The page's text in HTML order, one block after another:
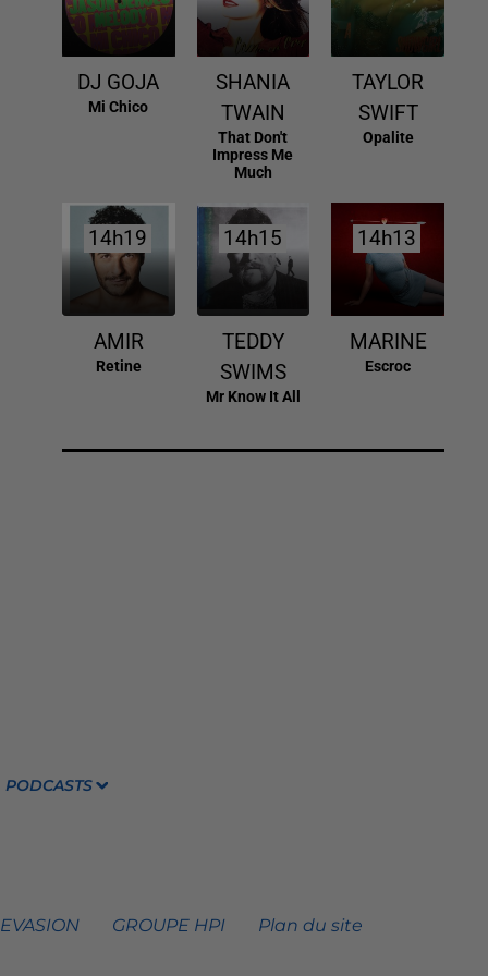
DJ GOJA
Mi Chico
SHANIA
TWAIN
That Don't
Impress Me
Much
TAYLOR
SWIFT
Opalite
14h19
14h19
AMIR
Retine
14h15
14h15
TEDDY
SWIMS
Mr Know It All
14h13
14h13
MARINE
Escroc
PODCASTS
GROUPE HPI Plan du site